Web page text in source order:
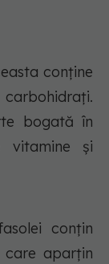
conține
bogată în
și
conțin
care aparțin